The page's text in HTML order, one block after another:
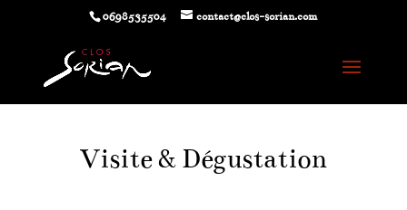
0698535504 contact@clos-sorian.com
Visite & Dégustation